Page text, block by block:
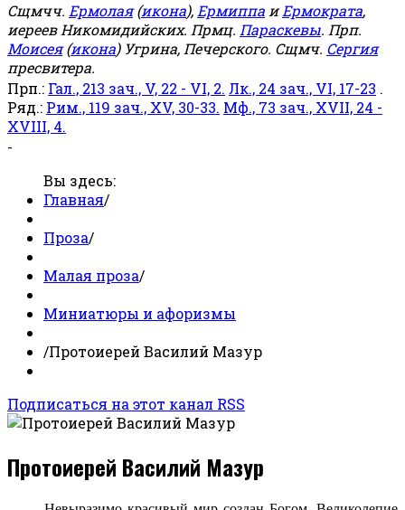
Сщмчч. Ермолая(икона), Ермиппа иЕрмократа,
иереев Никомидийских. Прмц. Параскевы. Прп.
Моисея(икона) Угрина, Печерского. Сщмч. Сергия
пресвитера.
Прп.: Гал., 213 зач., V, 22 - VI, 2. Лк., 24 зач., VI, 17-23 .
Ряд.: Рим., 119 зач., XV, 30-33. Мф., 73 зач., XVII, 24 -
XVIII, 4.
-
Вы здесь:
Главная/
Проза/
Малая проза/
Миниатюры и афоризмы
/Протоиерей Василий Мазур
Подписаться на этот канал RSS
Протоиерей Василий Мазур